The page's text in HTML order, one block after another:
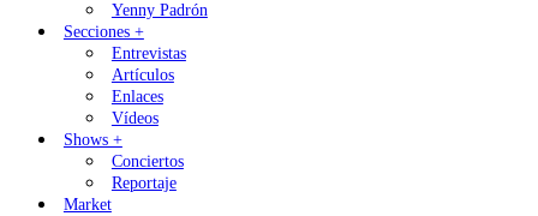
Yenny Padrón
Secciones +
Entrevistas
Artículos
Enlaces
Vídeos
Shows +
Conciertos
Reportaje
Market